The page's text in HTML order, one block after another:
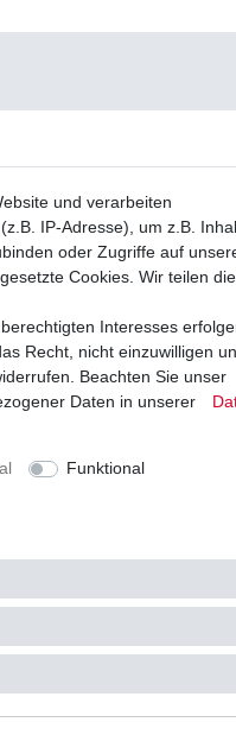
und verarbeiten
IP-Adresse), um z.B.
oder Zugriffe auf
Cookies. Wir teilen
Interesses
Recht, nicht einzuwilligen
Beachten Sie unser
Daten in unserer
Funktional